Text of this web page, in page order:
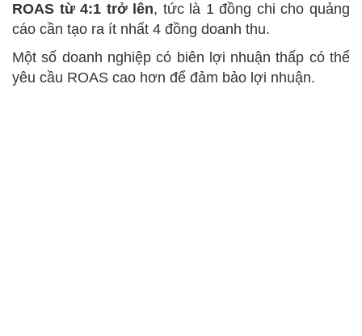
ROAS từ 4:1 trở lên, tức là 1 đồng chi cho quảng
cáo cần tạo ra ít nhất 4 đồng doanh thu.
Một số doanh nghiệp có biên lợi nhuận thấp có thể
yêu cầu ROAS cao hơn để đảm bảo lợi nhuận.